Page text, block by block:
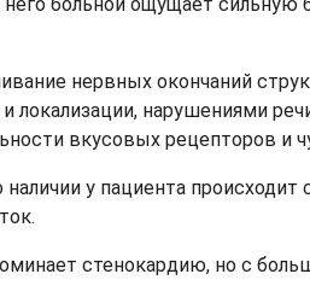
нервных окончаний
нарушениями
вкусовых рецепторов и
наличии у пациента
стенокардию, но с